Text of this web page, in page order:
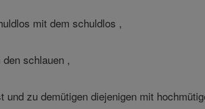
mit dem schuldlos ,
schlauen ,
und zu demütigen diejenigen mit